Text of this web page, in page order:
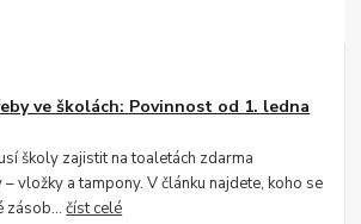
ve školách: Povinnost od 1. ledna
školy zajistit na toaletách zdarma
vložky a tampony. V článku najdete, koho se
zásob...číst celé